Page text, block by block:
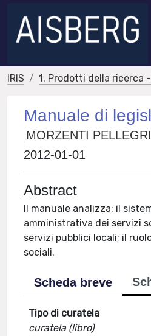
IRIS 1. Prodotti della ricerca
Manuale di
MORZENTI
2012-01-01
Abstract
Il manuale analizza: il
amministrativa dei servizi
servizi pubblici locali; il
sociali.
Scheda breve
Tipo di curatela
curatela (libro)